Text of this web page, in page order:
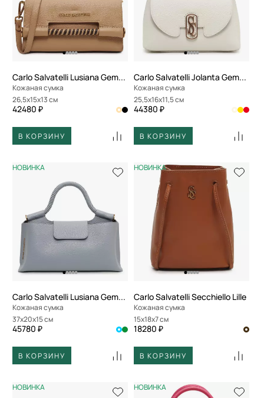
Carlo Salvatelli Lusiana Gemma
Кожаная сумка
26,5x15x13 см
42480 ₽
В КОРЗИНУ
Carlo Salvatelli Jolanta Gemma
Кожаная сумка
25,5x16x11,5 см
44380 ₽
В КОРЗИНУ
НОВИНКА
Carlo Salvatelli Lusiana Gemma
Кожаная сумка
37x20x15 см
45780 ₽
В КОРЗИНУ
НОВИНКА
Carlo Salvatelli Secchiello Lille
Кожаная сумка
15x18x7 см
18280 ₽
В КОРЗИНУ
НОВИНКА НОВИНКА